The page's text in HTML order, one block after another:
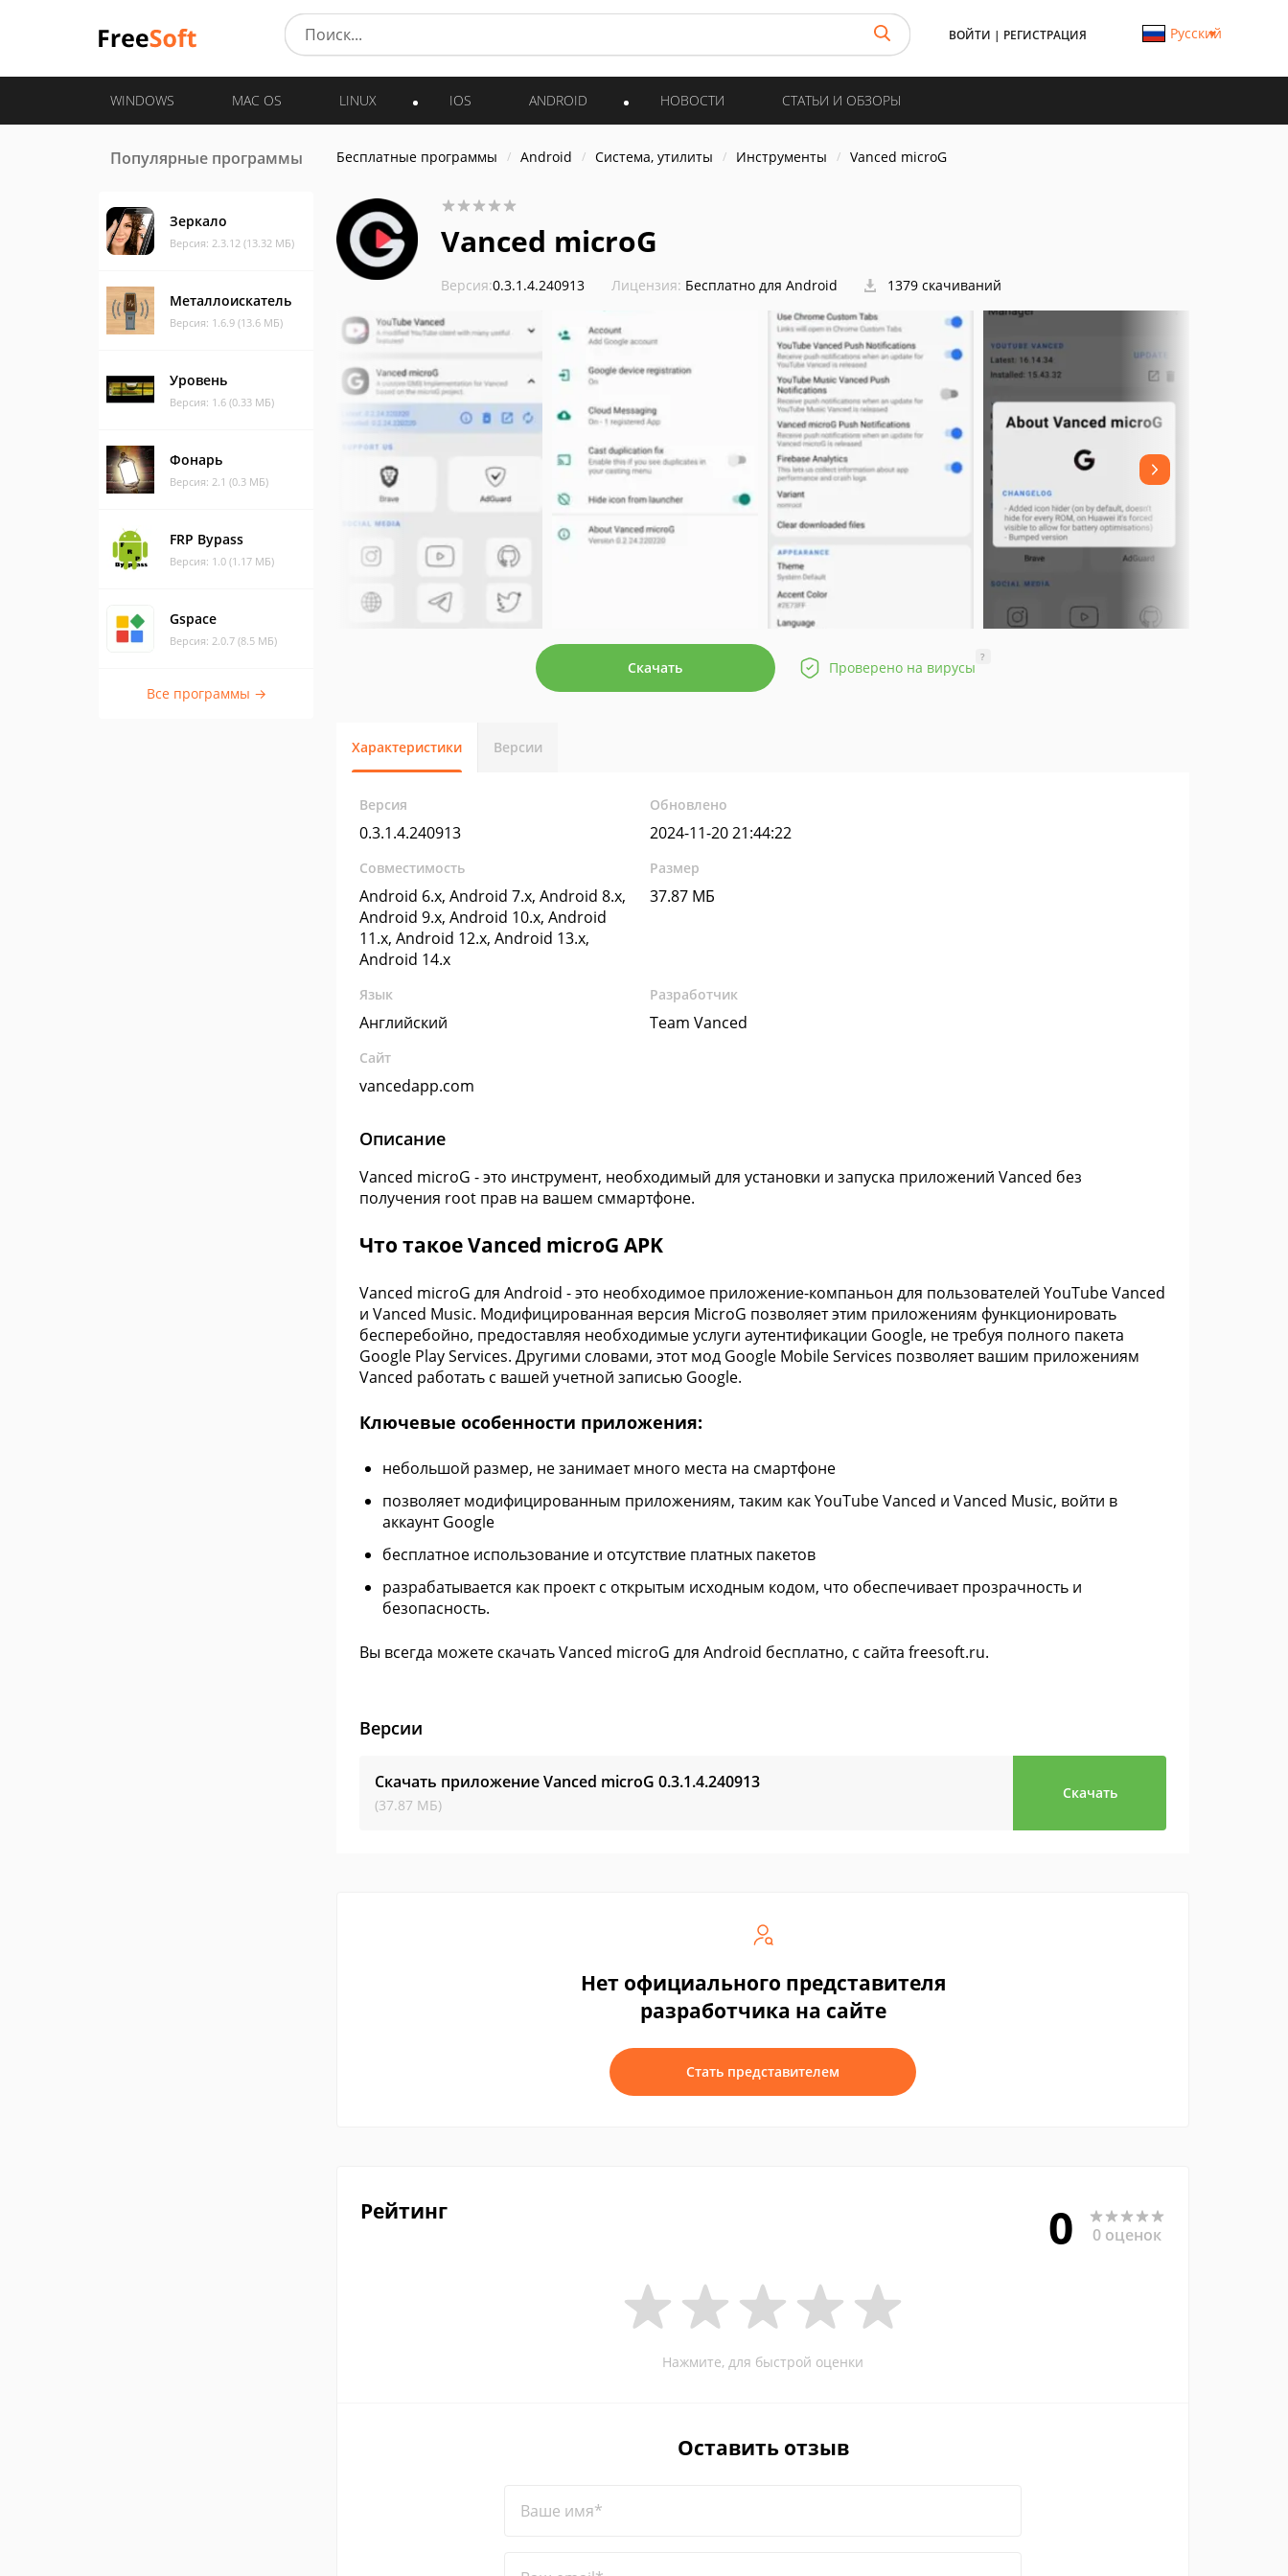
ВОЙТИ | РЕГИСТРАЦИЯ Русский
WINDOWS MAC OS LINUX IOS ANDROID НОВОСТИ СТАТЬИ И ОБЗОРЫ
Популярные программы
Зеркало
Версия: 2.3.12 (13.32 МБ)
Металлоискатель
Версия: 1.6.9 (13.6 МБ)
Уровень
Версия: 1.6 (0.33 МБ)
Фонарь
Версия: 2.1 (0.3 МБ)
FRP Bypass
Версия: 1.0 (1.17 МБ)
Gspace
Версия: 2.0.7 (8.5 МБ)
Все программы →
Бесплатные программы Android Система, утилиты Инструменты Vanced microG
Vanced microG
Версия:0.3.1.4.240913 Лицензия: Бесплатно для Android 1379 скачиваний
Скачать Проверено на вирусы
?
Характеристики Версии
Версия
0.3.1.4.240913
Обновлено
2024-11-20 21:44:22
Совместимость
Android 6.x, Android 7.x, Android 8.x,
Android 9.x, Android 10.x, Android
11.x, Android 12.x, Android 13.x,
Android 14.x
Размер
37.87 МБ
Язык
Английский
Разработчик
Team Vanced
Сайт
vancedapp.com
Описание
Vanced microG - это инструмент, необходимый для установки и запуска приложений Vanced без
получения root прав на вашем сммартфоне.
Что такое Vanced microG APK
Vanced microG для Android - это необходимое приложение-компаньон для пользователей YouTube Vanced
и Vanced Music. Модифицированная версия MicroG позволяет этим приложениям функционировать
бесперебойно, предоставляя необходимые услуги аутентификации Google, не требуя полного пакета
Google Play Services. Другими словами, этот мод Google Mobile Services позволяет вашим приложениям
Vanced работать с вашей учетной записью Google.
Ключевые особенности приложения:
небольшой размер, не занимает много места на смартфоне
позволяет модифицированным приложениям, таким как YouTube Vanced и Vanced Music, войти в
аккаунт Google
бесплатное использование и отсутствие платных пакетов
разрабатывается как проект с открытым исходным кодом, что обеспечивает прозрачность и
безопасность.
Вы всегда можете скачать Vanced microG для Android бесплатно, с сайта freesoft.ru.
Версии
Скачать приложение Vanced microG 0.3.1.4.240913
(37.87 МБ)
Скачать
Нет официального представителя
разработчика на сайте
Стать представителем
Рейтинг 0 0 оценок
Нажмите, для быстрой оценки
Оставить отзыв
Ваше имя*